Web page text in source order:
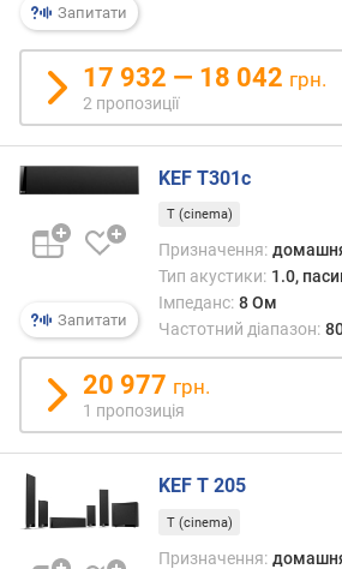
а
(
ц
к
ь
к
с
т
ь
к
а
н
і
Запитати
17 932 — 18 042 грн.
2 пропозиції
Запитати
KEF T301c
T (cinema)
Призначення:
Тип акустики: 1.0,
Імпеданс: 8 Ом
Частотний діапазон:
20 977 грн.
1 пропозиція
KEF T 205
T (cinema)
Призначення: